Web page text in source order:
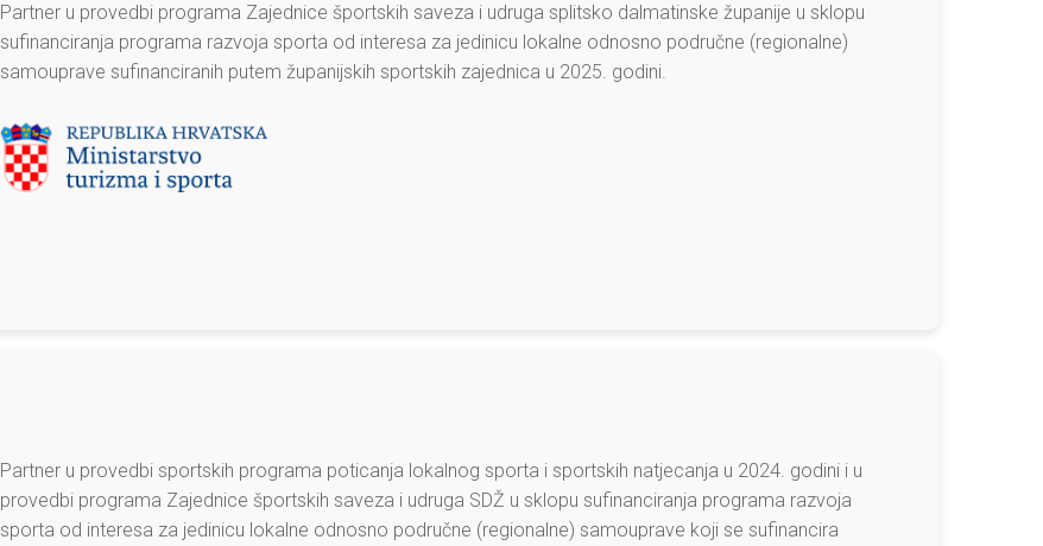
Partner u provedbi programa Zajednice športskih saveza i udruga splitsko dalmatinske županije u sklopu
sufinanciranja programa razvoja sporta od interesa za jedinicu lokalne odnosno područne (regionalne)
samouprave sufinanciranih putem županijskih sportskih zajednica u 2025. godini.
Partner u provedbi sportskih programa poticanja lokalnog sporta i sportskih natjecanja u 2024. godini i u
provedbi programa Zajednice športskih saveza i udruga SDŽ u sklopu sufinanciranja programa razvoja
sporta od interesa za jedinicu lokalne odnosno područne (regionalne) samouprave koji se sufinancira